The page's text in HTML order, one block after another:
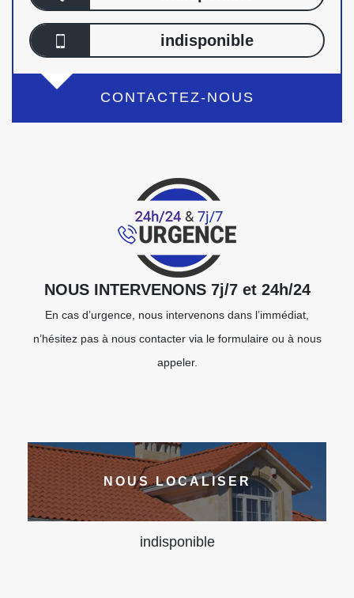
indisponible
CONTACTEZ-NOUS
NOUS INTERVENONS 7j/7 et 24h/24
En cas d’urgence, nous intervenons dans l’immédiat,
n’hésitez pas à nous contacter via le formulaire ou à nous
appeler.
NOUS LOCALISER
indisponible